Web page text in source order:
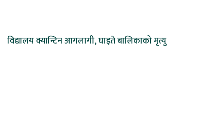
विद्यालय क्यान्टिन आगलागी, घाइते बालिकाको मृत्यु